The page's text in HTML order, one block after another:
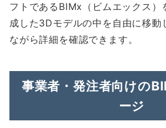
フトであるBIMx（ビムエックス）
成した3Dモデルの中を自由に移動
ながら詳細を確認できます。
事業者・発注者向けの
ージ